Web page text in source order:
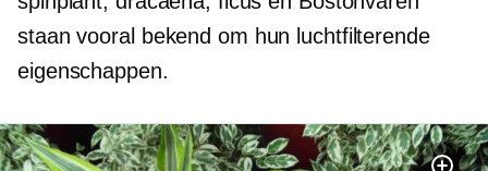
staan ​​vooral bekend om hun luchtfilterende
eigenschappen.